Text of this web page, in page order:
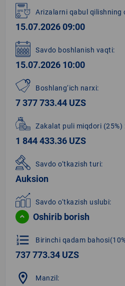
1
of
2
Arizalarni qabul qilishning
15.07.2026 09:00
Savdo boshlanish vaqti:
15.07.2026 10:00
Boshlang‘ich narxi:
7 377 733.44 UZS
Zakalat puli miqdori (25%)
1 844 433.36 UZS
Savdo o‘tkazish turi:
Auksion
Savdo o‘tkazish uslubi:
Oshirib borish
format_list_numbered Birinchi qadam
737 773.34 UZS
location_on Manzil: